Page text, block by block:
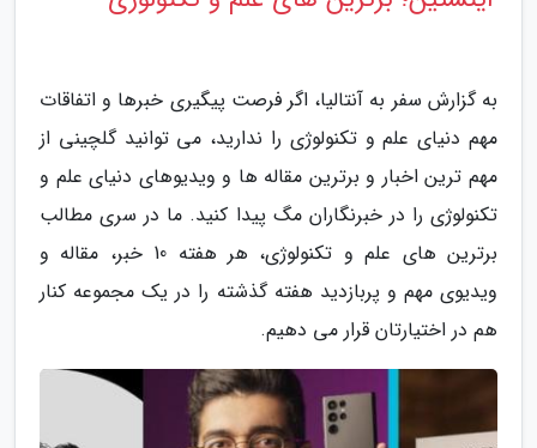
به گزارش سفر به آنتالیا، اگر فرصت پیگیری خبرها و اتفاقات
مهم دنیای علم و تکنولوژی را ندارید، می توانید گلچینی از
مهم ترین اخبار و برترین مقاله ها و ویدیوهای دنیای علم و
تکنولوژی را در خبرنگاران مگ پیدا کنید. ما در سری مطالب
برترین های علم و تکنولوژی، هر هفته 10 خبر، مقاله و
ویدیوی مهم و پربازدید هفته گذشته را در یک مجموعه کنار
هم در اختیارتان قرار می دهیم.